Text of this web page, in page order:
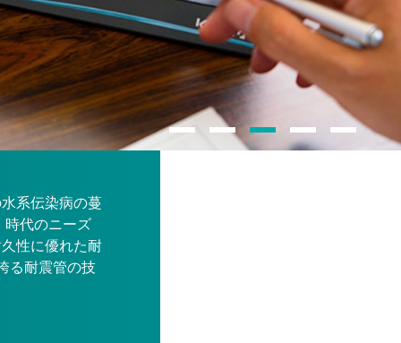
系伝染病の蔓
時代のニーズ
性に優れた耐
る耐震管の技